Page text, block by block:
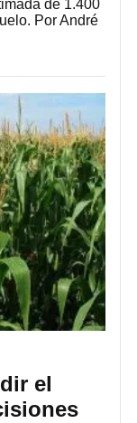
de 1.400
Por André
el